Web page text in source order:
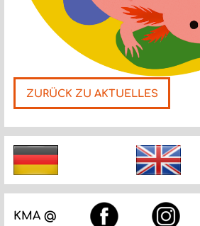
ZURÜCK ZU AKTUELLES
Nächste
KMA @